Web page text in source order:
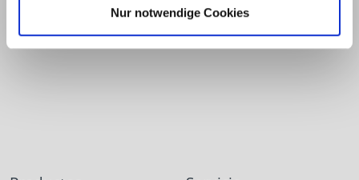
Nur notwendige Cookies
info@eurotec.team